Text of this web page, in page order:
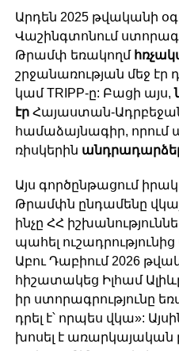
Արդեն 2025 թվականի
Վաշինգտոնում
Թրամփ եռակողմ
շրջանառության մեջ էր
կամ TRIPP-ը: Բացի այս,
էրՀայաստան-
համաձայնագիր, որում
ռիսկերին անդրադարձել
Այս գործընթացում
Թրամփն ընդամենը
ինչը ՀՀ
պահել
Աբու Դաբիում 2026
հիշատակեց Իլհամ
իր ստորագրությունը
դրել է՝ որպես վկա»:
խոսել է առարկայական